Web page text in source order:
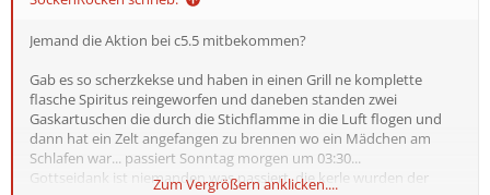
Jemand die Aktion bei c5.5 mitbekommen?
Gab es so scherzkekse und haben in einen Grill ne komplette
flasche Spiritus reingeworfen und daneben standen zwei
Gaskartuschen die durch die Stichflamme in die Luft flogen und
dann hat ein Zelt angefangen zu brennen wo ein Mädchen am
Schlafen war... passiert Sonntag morgen um 03:30...
Gottseidank ist niemanden was passiert, die kerle wurden der
Zum Vergrößern anklicken....